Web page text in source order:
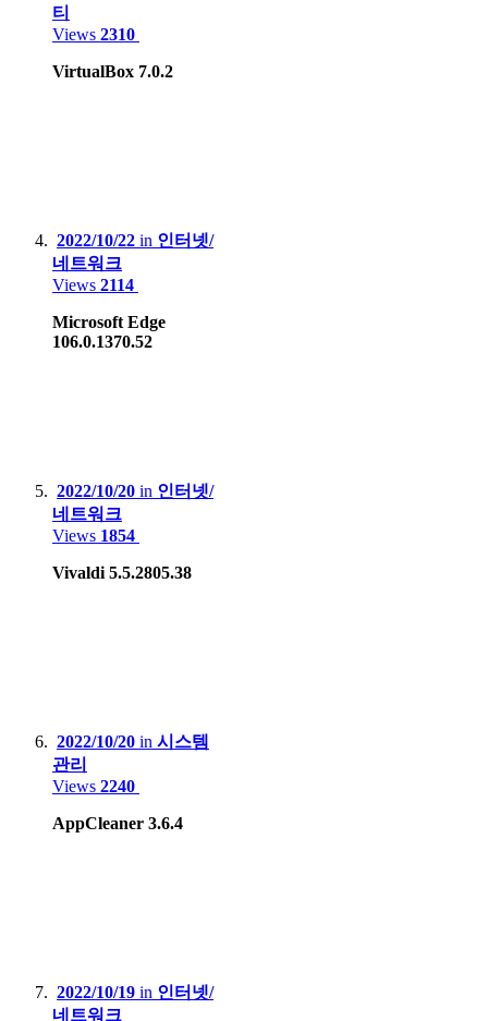
Huawei X3, Nova Smart
Samsung Galaxy Tab S7+
Lenovo Xiaoxin 2022
Game Console :
HardKernel Odrid Go Advance Black Edition
Gamepark GP2X-F100
Valve Steam deck LCD
티
Views 2310
VirtualBox 7.0.2
2022/10/22 in 인터넷/
네트워크
Views 2114
Microsoft Edge
106.0.1370.52
2022/10/20 in 인터넷/
네트워크
Views 1854
Vivaldi 5.5.2805.38
2022/10/20 in 시스템
관리
Views 2240
AppCleaner 3.6.4
2022/10/19 in 인터넷/
네트워크